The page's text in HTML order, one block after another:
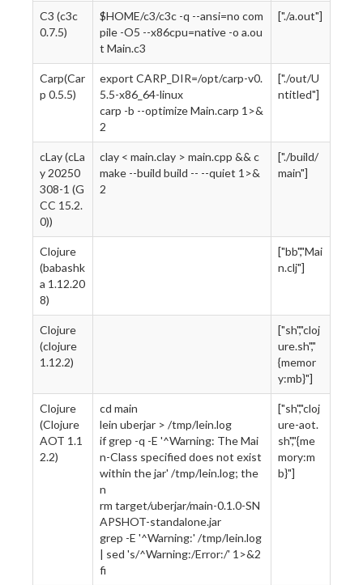
C3 (c3c
0.7.5)
$HOME/c3/c3c -q --ansi=no com
pile -O5 --x86cpu=native -o a.ou
t Main.c3
["./a.out"]
Carp(Car
p 0.5.5)
export CARP_DIR=/opt/carp-v0.
5.5-x86_64-linux
carp -b --optimize Main.carp 1>&
2
["./out/U
ntitled"]
cLay (cLa
y 20250
308-1 (G
CC 15.2.
0))
clay < main.clay > main.cpp && c
make --build build -- --quiet 1>&
2
["./build/
main"]
Clojure
(babashk
a 1.12.20
8)
["bb","Mai
n.clj"]
Clojure
(clojure
1.12.2)
["sh","cloj
ure.sh","
{memor
y:mb}"]
Clojure
(Clojure
AOT 1.1
2.2)
cd main
lein uberjar > /tmp/lein.log
if grep -q -E '^Warning: The Mai
n-Class specified does not exist
within the jar' /tmp/lein.log; the
n
rm target/uberjar/main-0.1.0-SN
APSHOT-standalone.jar
grep -E '^Warning:' /tmp/lein.log
| sed 's/^Warning:/Error:/' 1>&2
fi
["sh","cloj
ure-aot.
sh","{me
mory:m
b}"]